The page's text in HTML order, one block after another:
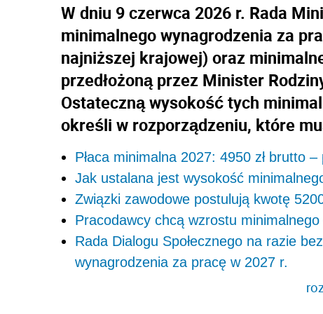
W dniu 9 czerwca 2026 r. Rada
minimalnego wynagrodzenia za
najniższej krajowej) oraz
przedłożoną przez Minister
Ostateczną wysokość tych
określi w rozporządzeniu, które
Płaca minimalna 2027: 4950 zł brutto
Jak ustalana jest wysokość
Związki zawodowe postulują kwotę
Pracodawcy chcą wzrostu
Rada Dialogu Społecznego na razie
wynagrodzenia za pracę w 2027 r.